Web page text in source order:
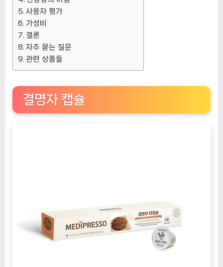
ㅣ
추
천
상
품]
사용자 평가
가성비
결론
자주 묻는 질문
관련 상품들
결명자 캡슐